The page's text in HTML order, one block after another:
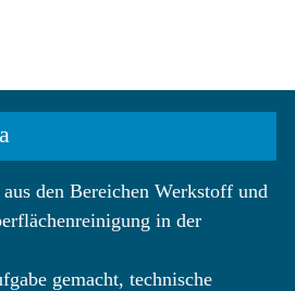
den Bereichen Werkstoff und
in der
gemacht, technische